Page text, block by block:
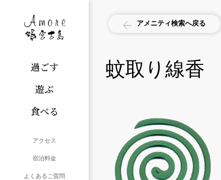
過ごす
遊ぶ
食べる
アクセス
宿泊料金
よくあるご質問
アメニティ検索へ戻る
蚊取り線香